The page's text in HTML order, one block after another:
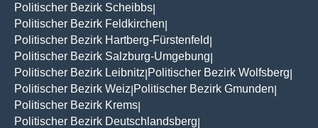
Politischer Bezirk Scheibbs
Politischer Bezirk Feldkirchen
Politischer Bezirk Hartberg-Fürstenfeld
Politischer Bezirk Salzburg-Umgebung
Politischer Bezirk Leibnitz Politischer Bezirk Wolfsberg
Politischer Bezirk Weiz Politischer Bezirk Gmunden
Politischer Bezirk Krems
Politischer Bezirk Deutschlandsberg